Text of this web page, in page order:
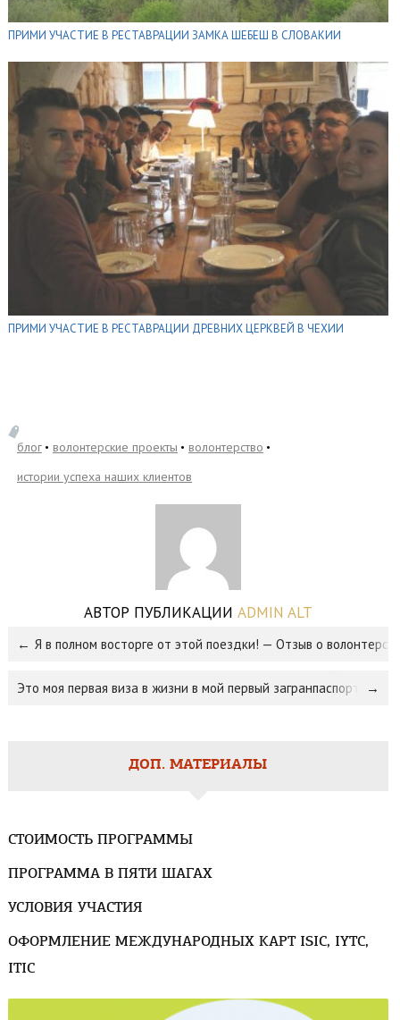
ПРИМИ УЧАСТИЕ В РЕСТАВРАЦИИ ЗАМКА ШЕБЕШ В СЛОВАКИИ
ПРИМИ УЧАСТИЕ В РЕСТАВРАЦИИ ДРЕВНИХ ЦЕРКВЕЙ В ЧЕХИИ
блог волонтерские проекты
волонтерство
истории успеха наших клиентов
АВТОР ПУБЛИКАЦИИ ADMIN ALT
Я в полном восторге от этой поездки! — Отзыв о
Это моя первая виза в жизни в мой первый загранпаспорт! —
ДОП. МАТЕРИАЛЫ
СТОИМОСТЬ ПРОГРАММЫ
ПРОГРАММА В ПЯТИ ШАГАХ
УСЛОВИЯ УЧАСТИЯ
ОФОРМЛЕНИЕ МЕЖДУНАРОДНЫХ КАРТ ISIC, IYTC,
ITIC